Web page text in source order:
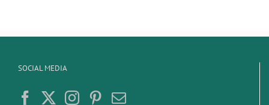
SOCIAL MEDIA